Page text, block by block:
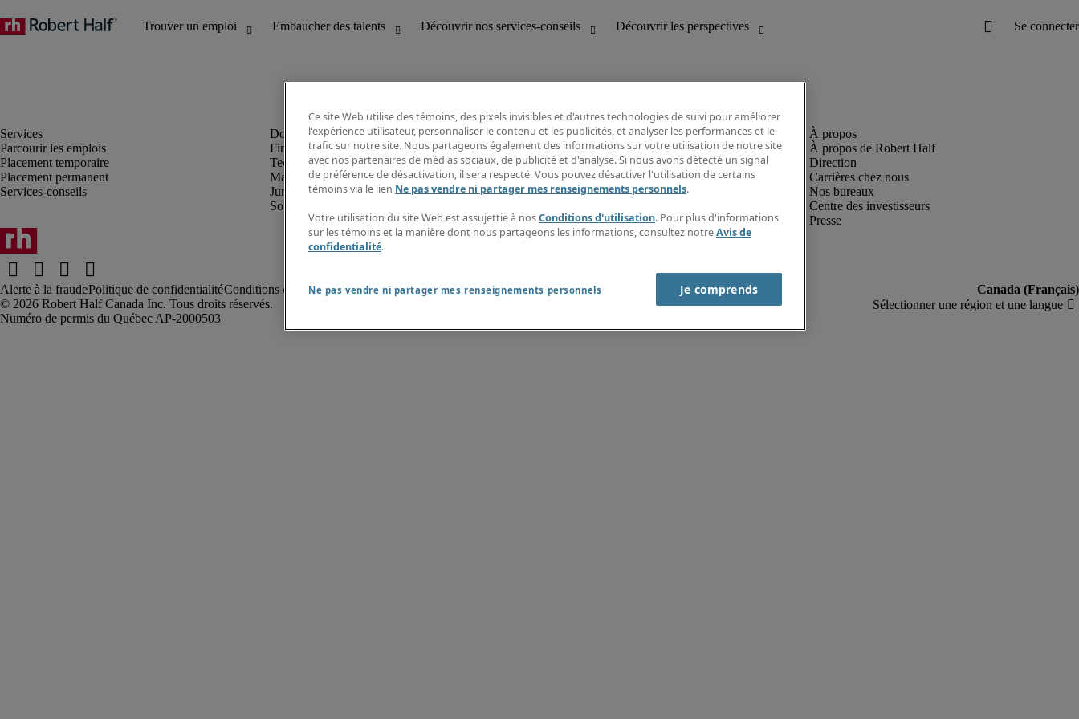
Parcourir les emplois
Placement temporaire
Placement permanent
Services-conseils
Finance et comptabilité
Technologie
Marketing et création
Juridique
Soutien administratif et à la clientèle
Découvrir les perspectives
Répertoire d’emplois
Guide salarial
Rapports de temps
Contactez-nous
À propos de Robert Half
Direction
Carrières chez nous
Nos bureaux
Centre des investisseurs
Presse
Alerte à la fraudePolitique de confidentialitéConditions d’utilisation Rapport sur l'esclavage moderne
Robert Half Canada Inc. Tous droits réservés.
Ce site Web utilise des témoins, des pixels invisibles et d'autres technologies de suivi pour améliorer
l'expérience utilisateur, personnaliser le contenu et les publicités, et analyser les performances et le
trafic sur notre site. Nous partageons également des informations sur votre utilisation de notre site
avec nos partenaires de médias sociaux, de publicité et d'analyse. Si nous avons détecté un signal
de préférence de désactivation, il sera respecté. Vous pouvez désactiver l'utilisation de certains
témoins via le lien Ne pas vendre ni partager mes renseignements personnels.
Votre utilisation du site Web est assujettie à nosConditions d'utilisation. Pour plus d'informations
sur les témoins et la manière dont nous partageons les informations, consultez notreAvis de
confidentialité.
Ne pas vendre ni partager mes renseignements personnels Je comprends